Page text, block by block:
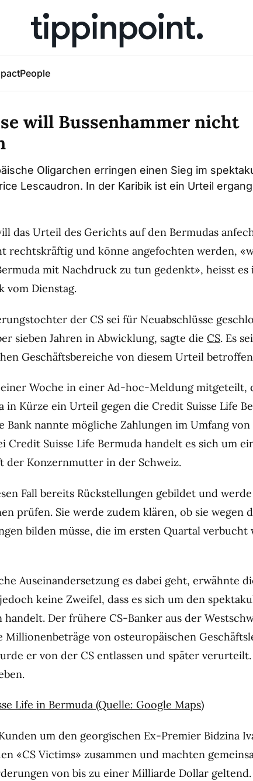
People
will Bussenhammer nicht
Oligarchen erringen einen Sieg im
Lescaudron. In der Karibik ist ein Urteil
das Urteil des Gerichts auf den Bermudas
rechtskräftig und könne angefochten werden,
mit Nachdruck zu tun gedenkt», heisst es
vom Dienstag.
der CS sei für Neuabschlüsse
sieben Jahren in Abwicklung, sagte die CS. Es
Geschäftsbereiche von diesem Urteil
Woche in einer Ad-hoc-Meldung mitgeteilt,
in Kürze ein Urteil gegen die Credit Suisse Life
Bank nannte mögliche Zahlungen im Umfang
Credit Suisse Life Bermuda handelt es sich um
der Konzernmutter in der Schweiz.
Fall bereits Rückstellungen gebildet und
prüfen. Sie werde zudem klären, ob sie wegen
bilden müsse, die im ersten Quartal verbucht
Auseinandersetzung es dabei geht, erwähnte
keine Zweifel, dass es sich um den
handelt. Der frühere CS-Banker aus der
Millionenbeträge von osteuropäischen
er von der CS entlassen und später
Life in Bermuda (Quelle: Google Maps)
um den georgischen Ex-Premier Bidzina
«CS Victims» zusammen und machten
von bis zu einer Milliarde Dollar geltend.